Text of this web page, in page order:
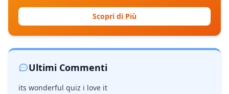
Scopri di Più
Ultimi Commenti
its wonderful quiz i love it